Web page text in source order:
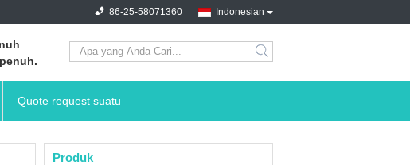
Indonesian
86-25-58071360
search
Quote request suatu
Produk